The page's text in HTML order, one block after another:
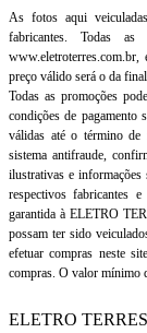
As fotos aqui
fabricantes. Todas
preço válido será o da
Todas as promoções
condições de pagamento
válidas até o término de
sistema antifraude,
ilustrativas e informações
respectivos fabricantes
garantida à ELETRO
possam ter sido
efetuar compras neste
compras. O valor mínimo
ELETRO